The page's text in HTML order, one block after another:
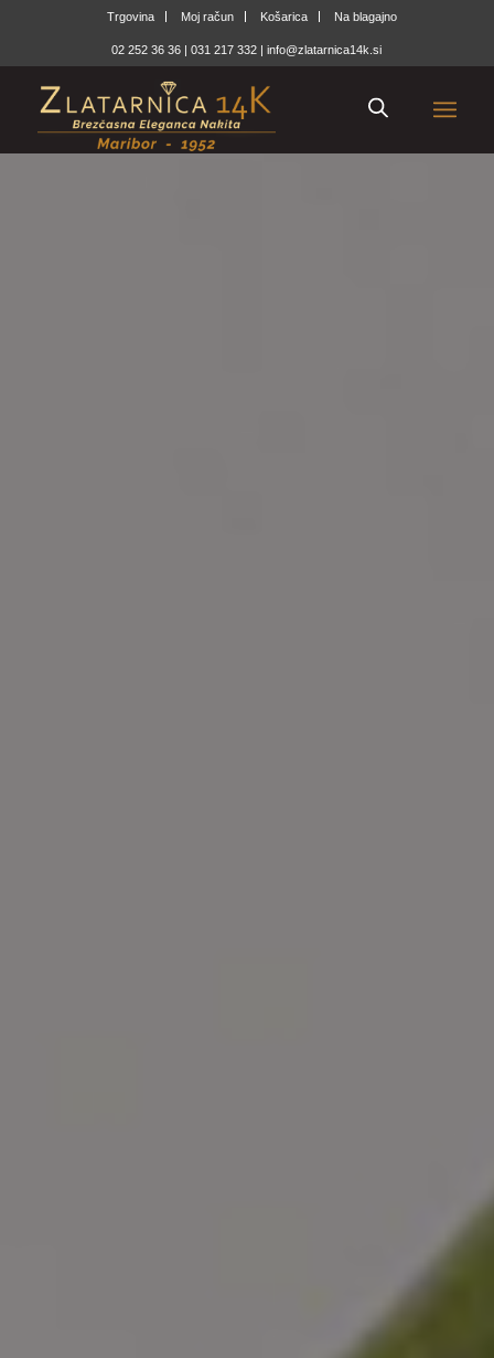
Trgovina Moj račun Košarica Na blagajno
02 252 36 36 |031 217 332 |info@zlatarnica14k.si